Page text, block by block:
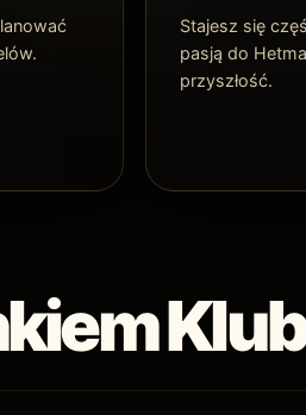
Stajesz się
pasją do
przyszłość.